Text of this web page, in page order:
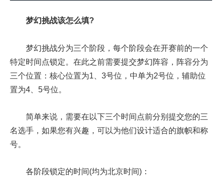
梦幻挑战该怎么填?
梦幻挑战分为三个阶段，每个阶段会在开赛前的一个
特定时间点锁定。在此之前需要提交梦幻阵容，阵容分为
三个位置：核心位置为1、3号位，中单为2号位，辅助位
置为4、5号位。
简单来说，需要在以下三个时间点前分别提交您的三
名选手，如果您有兴趣，可以为他们设计适合的旗帜和称
号。
各阶段锁定的时间(均为北京时间)：